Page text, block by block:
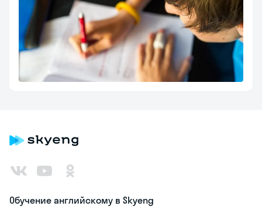
Обучение английскому в Skyeng